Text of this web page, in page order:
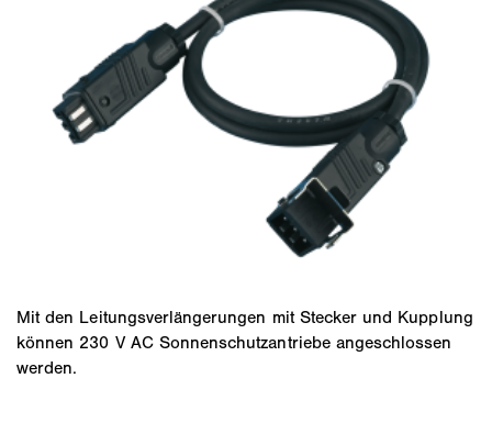
Mit den Leitungsverlängerungen mit Stecker und Kupplung
können 230 V AC Sonnenschutzantriebe angeschlossen
werden.